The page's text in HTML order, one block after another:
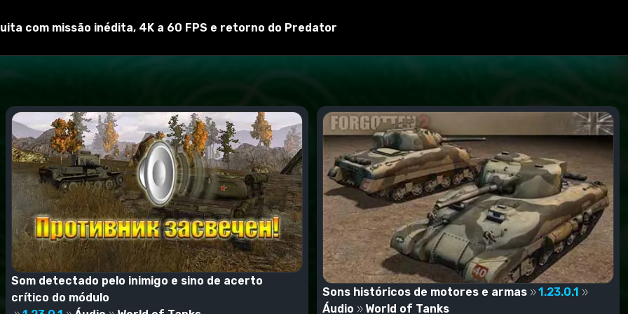
e confirme a alteração.
Som detectado pelo inimigo e sino de acerto
crítico do módulo
Sons históricos de motores e armas
1.23.0.1
Áudio
World of Tanks
com missão inédita, 4K a 60 FPS e retorno do Predator